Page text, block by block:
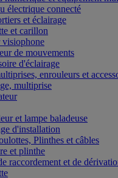
électrique connecté
et éclairage
et carillon
visiophone
de mouvements
d'éclairage
enrouleurs et
multiprise
et lampe baladeuse
d'installation
Plinthes et câbles
et plinthe
raccordement et de